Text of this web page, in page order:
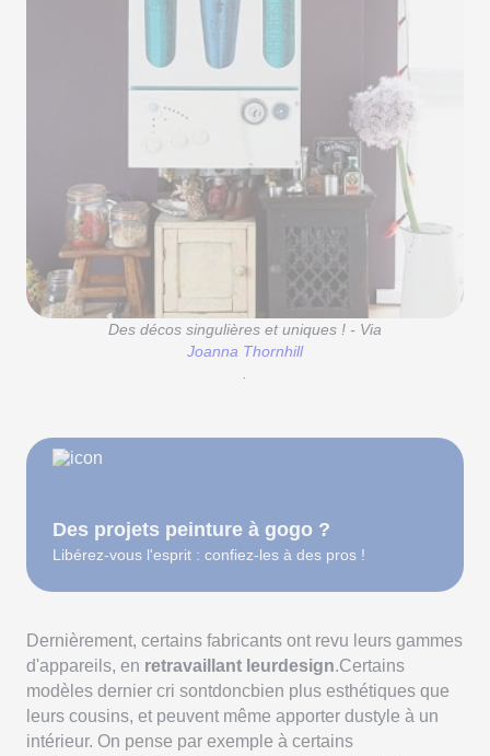
Des décos singulières et uniques ! - Via
Joanna Thornhill
Des projets peinture à gogo ?
Libérez-vous l'esprit : confiez-les à des pros !
Dernièrement, certains fabricants ont revu leurs gammes
d'appareils, en retravaillant leurdesign.Certains
modèles dernier cri sontdoncbien plus esthétiques que
leurs cousins, et peuvent même apporter dustyle à un
intérieur. On pense par exemple à certains